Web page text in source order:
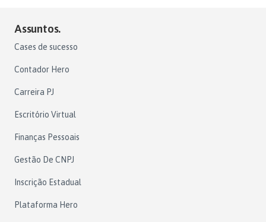
Assuntos.
Cases de sucesso
Contador Hero
Carreira PJ
Escritório Virtual
Finanças Pessoais
Gestão De CNPJ
Inscrição Estadual
Plataforma Hero